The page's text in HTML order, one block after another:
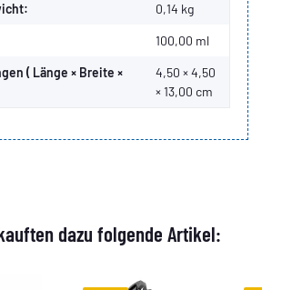
0,14 kg
100,00 ml
( Länge × Breite ×
4,50 × 4,50
× 13,00 cm
dazu folgende Artikel: